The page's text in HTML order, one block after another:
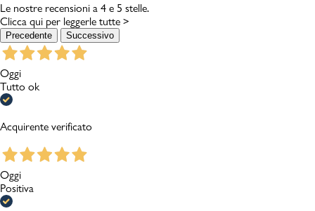
Le nostre recensioni a 4 e 5 stelle.
Clicca qui per leggerle tutte >
Precedente Successivo
Oggi
Tutto ok
Acquirente verificato
Oggi
Positiva